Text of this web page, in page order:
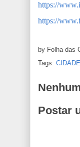
https://
https://
by Folha das
Tags:
Postar